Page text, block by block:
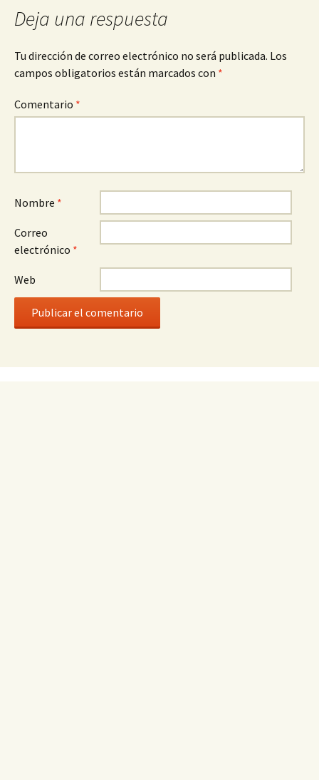
Deja una respuesta
Tu dirección de correo electrónico no será publicada. Los
campos obligatorios están marcados con *
Comentario *
Nombre *
Correo
electrónico *
Web